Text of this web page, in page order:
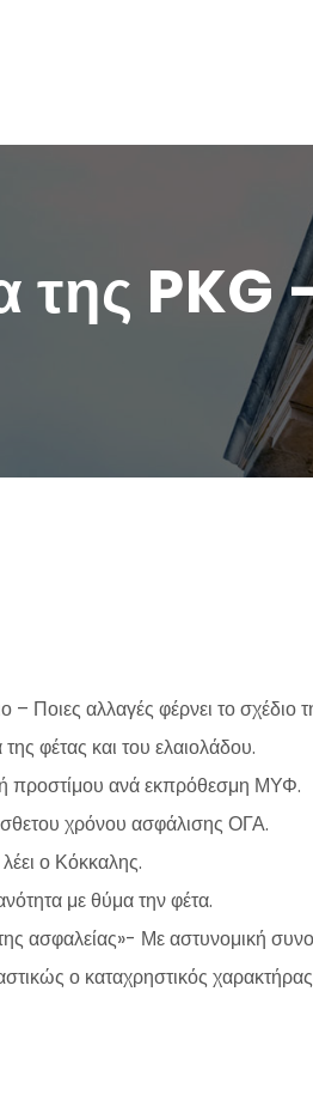
της
– Ποιες αλλαγές φέρνει το σχέδιο
φέτας και του ελαιολάδου.
προστίμου ανά εκπρόθεσμη ΜΥΦ.
χρόνου ασφάλισης ΟΓΑ.
ο Κόκκαλης.
με θύμα την φέτα.
ασφαλείας»- Με αστυνομική
ο καταχρηστικός